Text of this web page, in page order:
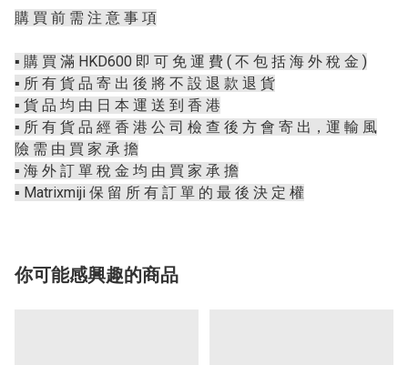
購 買 前 需 注 意 事 項
▪️ 購 買 滿 HKD600 即 可 免 運 費 ( 不 包 括 海 外 稅 金 )
▪️ 所 有 貨 品 寄 出 後 將 不 設 退 款 退 貨
▪️ 貨 品 均 由 日 本 運 送 到 香 港
▪️ 所 有 貨 品 經 香 港 公 司 檢 查 後 方 會 寄 出，運 輸 風
險 需 由 買 家 承 擔
▪️ 海 外 訂 單 稅 金 均 由 買 家 承 擔
▪️ Matrixmiji 保 留 所 有 訂 單 的 最 後 決 定 權
你可能感興趣的商品